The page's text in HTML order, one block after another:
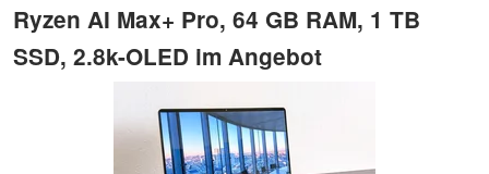
Ryzen AI Max+ Pro, 64 GB RAM, 1 TB
SSD, 2.8k-OLED im Angebot